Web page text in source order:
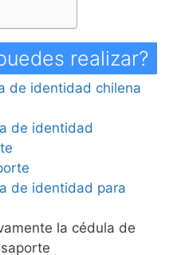
realizar?
de identidad chilena
de identidad
de identidad para
la cédula de